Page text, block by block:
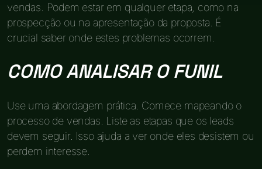
vendas. Podem estar em qualquer etapa, como na
prospecção ou na apresentação da proposta. É
crucial saber onde estes problemas ocorrem.
COMO ANALISAR O FUNIL
Use uma abordagem prática. Comece mapeando o
processo de vendas. Liste as etapas que os leads
devem seguir. Isso ajuda a ver onde eles desistem ou
perdem interesse.